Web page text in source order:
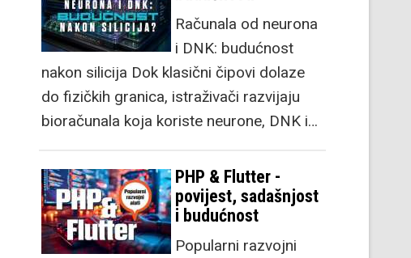
Računala od neurona
i DNK: budućnost
nakon silicija Dok klasični čipovi dolaze
do fizičkih granica, istraživači razvijaju
bioračunala koja koriste neurone, DNK i…
PHP & Flutter -
povijest, sadašnjost
i budućnost
Popularni razvojni